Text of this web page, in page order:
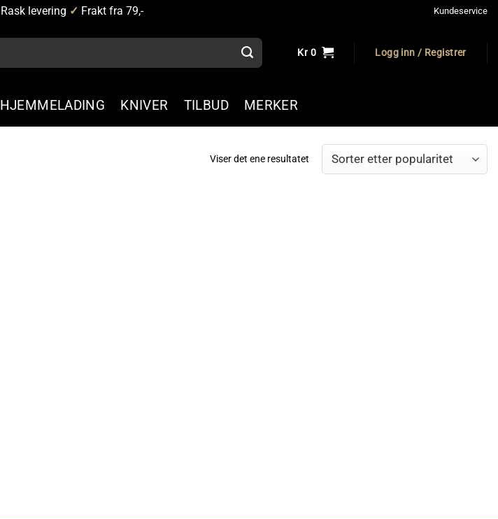
Rask levering ✓ Frakt fra 79,- Kundeservice
Kr0 Logg inn / Registrer
HJEMMELADING KNIVER TILBUD MERKER
Viser det ene resultatet